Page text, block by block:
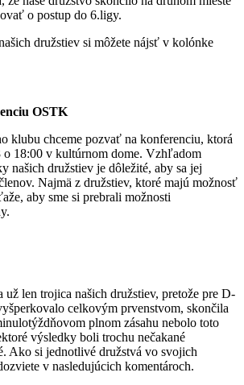
o postup do 6.ligy.
družstiev si môžete nájsť v kolónke
OSTK
klubu chceme pozvať na konferenciu, ktorá
o 18:00 v kultúrnom dome. Vzhľadom
našich družstiev je dôležité, aby sa jej
Najmä z družstiev, ktoré majú možnosť
aby sme si prebrali možnosti
len trojica našich družstiev, pretože pre D-
celkovým prvenstvom, skončila
plnom zásahu nebolo toto
výsledky boli trochu nečakané
Ako si jednotlivé družstvá vo svojich
v nasledujúcich komentároch.